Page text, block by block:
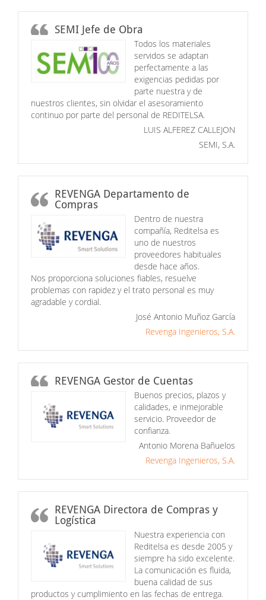
SEMI Jefe de Obra
Todos los materiales
servidos se adaptan
perfectamente a las
exigencias pedidas por
parte nuestra y de
nuestros clientes, sin olvidar el asesoramiento
continuo por parte del personal de REDITELSA.
LUIS ALFEREZ CALLEJON
SEMI, S.A.
REVENGA Departamento de
Compras
Dentro de nuestra
compañía, Reditelsa es
uno de nuestros
proveedores habituales
desde hace años.
Nos proporciona soluciones fiables, resuelve
problemas con rapidez y el trato personal es muy
agradable y cordial.
José Antonio Muñoz García
Revenga Ingenieros, S.A.
REVENGA Gestor de Cuentas
Buenos precios, plazos y
calidades, e inmejorable
servicio. Proveedor de
confianza.
Antonio Morena Bañuelos
Revenga Ingenieros, S.A.
REVENGA Directora de Compras y
Logística
Nuestra experiencia con
Reditelsa es desde 2005 y
siempre ha sido excelente.
La comunicación es fluida,
buena calidad de sus
productos y cumplimiento en las fechas de entrega.